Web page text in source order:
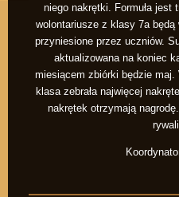
niego nakrętki. Formuła
wolontariusze z klasy 7a
przyniesione przez uczniów.
aktualizowana na koniec
miesiącem zbiórki będzie
klasa zebrała najwięcej
nakrętek otrzymają